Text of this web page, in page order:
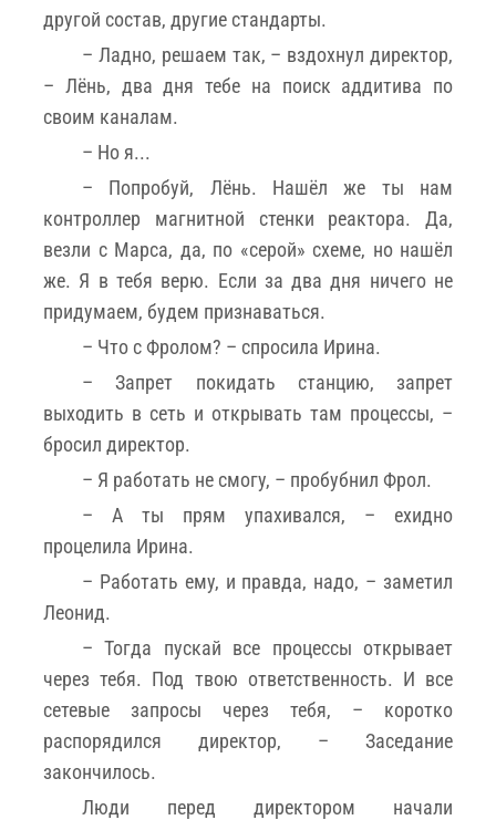
другой состав, другие стандарты.
– Ладно, решаем так, – вздохнул директор,
– Лёнь, два дня тебе на поиск аддитива по
своим каналам.
– Но я...
– Попробуй, Лёнь. Нашёл же ты нам
контроллер магнитной стенки реактора. Да,
везли с Марса, да, по «серой» схеме, но нашёл
же. Я в тебя верю. Если за два дня ничего не
придумаем, будем признаваться.
– Что с Фролом? – спросила Ирина.
– Запрет покидать станцию, запрет
выходить в сеть и открывать там процессы, –
бросил директор.
– Я работать не смогу, – пробубнил Фрол.
– А ты прям упахивался, – ехидно
процелила Ирина.
– Работать ему, и правда, надо, – заметил
Леонид.
– Тогда пускай все процессы открывает
через тебя. Под твою ответственность. И все
сетевые запросы через тебя, – коротко
распорядился директор, – Заседание
закончилось.
Люди перед директором начали